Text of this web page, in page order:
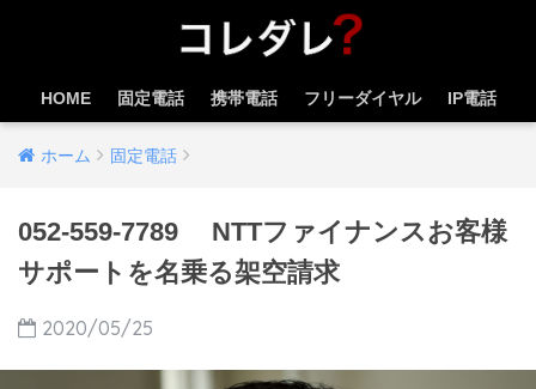
HOME 固定電話 携帯電話 フリーダイヤル IP電話
ホーム 固定電話
052-559-7789 NTTファイナンスお客様
サポートを名乗る架空請求
2020/05/25